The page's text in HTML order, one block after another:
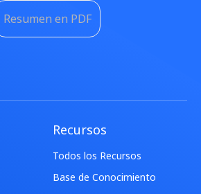
Resumen en PDF
Recursos
Todos los Recursos
Base de Conocimiento